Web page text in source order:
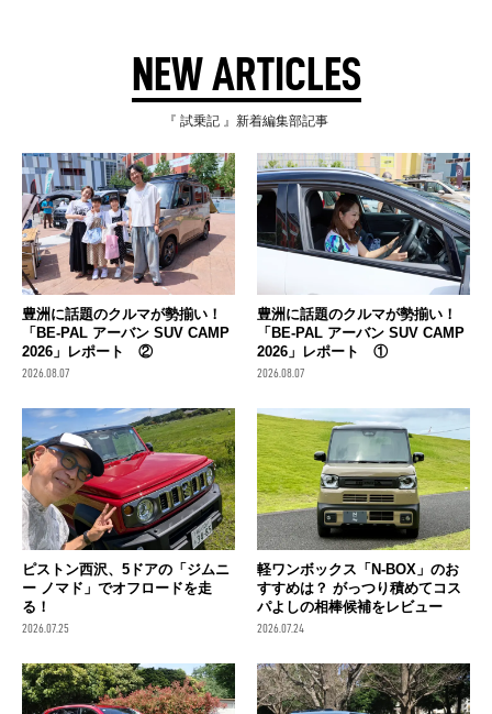
NEW ARTICLES
『 試乗記 』新着編集部記事
豊洲に話題のクルマが勢揃い！
「BE-PAL アーバン SUV CAMP
2026」レポート ②
2026.08.07
豊洲に話題のクルマが勢揃い！
「BE-PAL アーバン SUV CAMP
2026」レポート ①
2026.08.07
ピストン西沢、5ドアの「ジムニ
ー ノマド」でオフロードを走
る！
2026.07.25
軽ワンボックス「N-BOX」のお
すすめは？ がっつり積めてコス
パよしの相棒候補をレビュー
2026.07.24